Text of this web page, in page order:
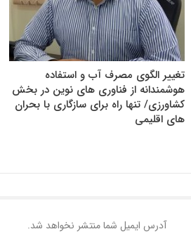
تغییر الگوی مصرف آب و استفاده
هوشمندانه از فناوری های نوین در بخش
کشاورزی/ تنها راه برای سازگاری با بحران
های اقلیمی
آدرس ایمیل شما منتشر نخواهد شد.